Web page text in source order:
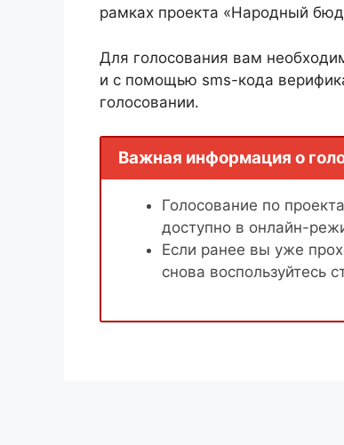
рамках проекта «Народный
Для голосования вам
и с помощью sms-кода
голосовании.
Важная информация о
Голосование по
доступно в онлайн-
Если ранее вы уже
снова воспользуйтесь